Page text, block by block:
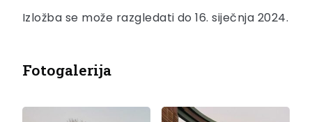
Izložba se može razgledati do 16. siječnja 2024.
Fotogalerija